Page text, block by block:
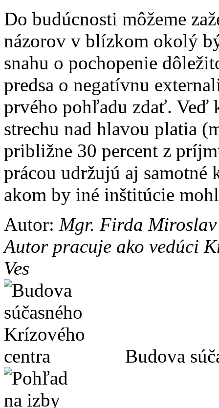
Do budúcnosti môžeme
názorov v blízkom okolý
snahu o pochopenie
predsa o negatívnu
prvého pohľadu zdať. Veď
strechu nad hlavou platia
približne 30 percent z
prácou udržujú aj
akom by iné inštitúcie
Autor: Mgr. Firda
Autor pracuje ako vedúci
Ves
Budova